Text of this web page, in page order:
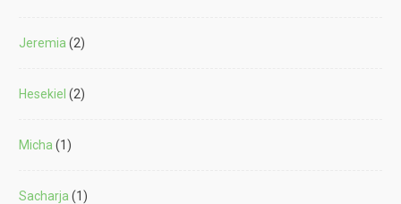
Jeremia (2)
Hesekiel (2)
Micha (1)
Sacharja (1)